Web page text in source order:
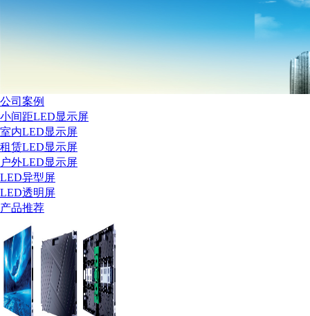
公司案例
小间距LED显示屏
室内LED显示屏
租赁LED显示屏
户外LED显示屏
LED异型屏
LED透明屏
产品推荐